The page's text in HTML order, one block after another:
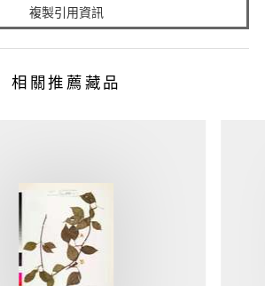
複製引用資訊
相關推薦藏品